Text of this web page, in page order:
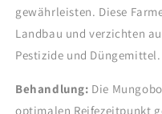
gewährleisten. Diese
Landbau und verzichten
Pestizide und Düngemittel.
Behandlung: Die
optimalen Reifezeitpunkt